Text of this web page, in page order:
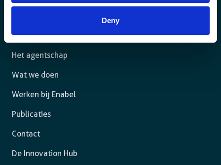
Deny
rechtsstaat leven en de vrijheid hebben om zich ten
Het agentschap
Wat we doen
Werken bij Enabel
Publicaties
Contact
De Innovation Hub